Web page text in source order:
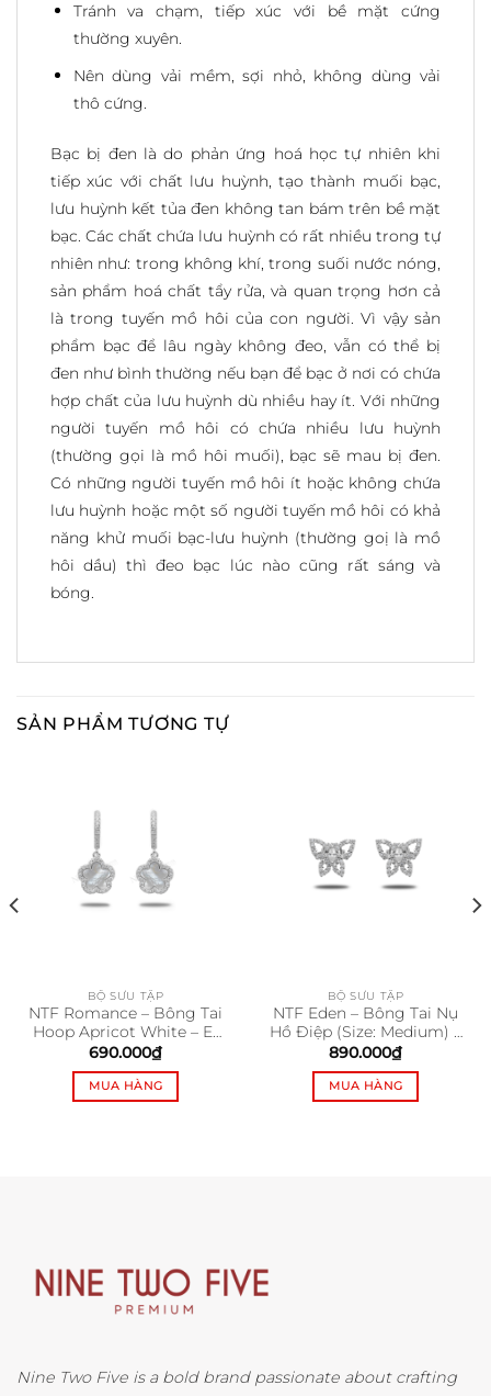
Tránh va chạm, tiếp xúc với bề mặt cứng
thường xuyên.
Nên dùng vải mềm, sợi nhỏ, không dùng vải
thô cứng.
Bạc bị đen là do phản ứng hoá học tự nhiên khi
tiếp xúc với chất lưu huỳnh, tạo thành muối bạc,
lưu huỳnh kết tủa đen không tan bám trên bề mặt
bạc. Các chất chứa lưu huỳnh có rất nhiều trong tự
nhiên như: trong không khí, trong suối nước nóng,
sản phẩm hoá chất tẩy rửa, và quan trọng hơn cả
là trong tuyến mồ hôi của con người. Vì vậy sản
phẩm bạc để lâu ngày không đeo, vẫn có thể bị
đen như bình thường nếu bạn để bạc ở nơi có chứa
hợp chất của lưu huỳnh dù nhiều hay ít. Với những
người tuyến mồ hôi có chứa nhiều lưu huỳnh
(thường gọi là mồ hôi muối), bạc sẽ mau bị đen.
Có những người tuyến mồ hôi ít hoặc không chứa
lưu huỳnh hoặc một số người tuyến mồ hôi có khả
năng khử muối bạc-lưu huỳnh (thường goị là mồ
hôi dầu) thì đeo bạc lúc nào cũng rất sáng và
bóng.
SẢN PHẨM TƯƠNG TỰ
BỘ SƯU TẬP
NTF Romance – Bông Tai
Hoop Apricot White – E-
HB2008
690.000₫
MUA HÀNG
BỘ SƯU TẬP
NTF Eden – Bông Tai Nụ
Hồ Điệp (Size: Medium) –
E-NB1012
890.000₫
MUA HÀNG
Nine Two Five is a bold brand passionate about crafting